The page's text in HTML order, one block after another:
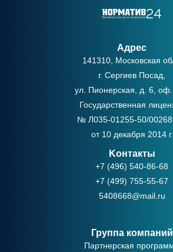
Адрес
141310, Московская
г. Сергиев Посад,
ул. Пионерская, д. 6,
Государственная
№ Л035-01255-50/
от 10 декабря 2014 г.
Kонтакты
+7 (496) 540-86-68
+7 (499) 755-55-67
5408668@mail.ru
Группа компаний
Партнерская